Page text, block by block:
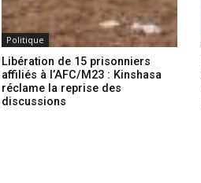
Politique
Libération de 15 prisonniers
affiliés à l’AFC/M23 : Kinshasa
réclame la reprise des
discussions